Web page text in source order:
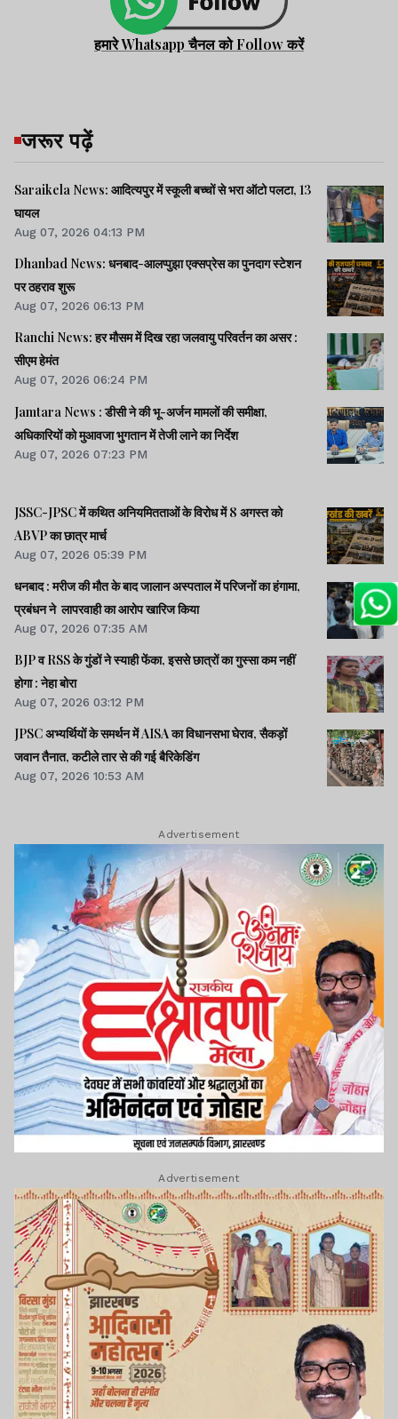
हमारे Whatsapp चैनल को Follow करें
जरूर पढ़ें
Saraikela News: आदित्यपुर में स्कूली बच्चों से भरा ऑटो पलटा, 13
घायल
Aug 07, 2026 04:13 PM
Dhanbad News: धनबाद-आलप्पुझा एक्सप्रेस का पुनदाग स्टेशन
पर ठहराव शुरू
Aug 07, 2026 06:13 PM
Ranchi News: हर मौसम में दिख रहा जलवायु परिवर्तन का असर :
सीएम हेमंत
Aug 07, 2026 06:24 PM
Jamtara News : डीसी ने की भू-अर्जन मामलों की समीक्षा,
अधिकारियों को मुआवजा भुगतान में तेजी लाने का निर्देश
Aug 07, 2026 07:23 PM
JSSC-JPSC में कथित अनियमितताओं के विरोध में 8 अगस्त को
ABVP का छात्र मार्च
Aug 07, 2026 05:39 PM
धनबाद : मरीज की मौत के बाद जालान अस्पताल में परिजनों का हंगामा,
प्रबंधन ने लापरवाही का आरोप खारिज किया
Aug 07, 2026 07:35 AM
BJP व RSS के गुंडों ने स्याही फेंका, इससे छात्रों का गुस्सा कम नहीं
होगा : नेहा बोरा
Aug 07, 2026 03:12 PM
JPSC अभ्यर्थियों के समर्थन में AISA का विधानसभा घेराव, सैकड़ों
जवान तैनात, कटीले तार से की गई बैरिकेडिंग
Aug 07, 2026 10:53 AM
Advertisement
Advertisement